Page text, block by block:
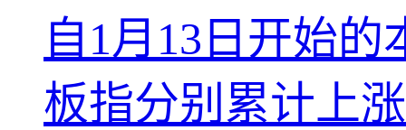
自1月13日开始
板指分别累计上